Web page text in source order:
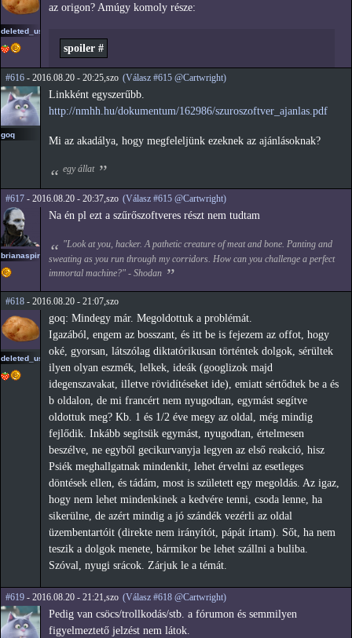
deleted_user_2
az origon? Amúgy komoly része:
spoiler #
#616 - 2016.08.20 - 20:25,szo (Válasz #615 @Cartwright)
goq
Linkként egyszerűbb.
http://nmhh.hu/dokumentum/162986/szuroszoftver_ajanlas.pdf
Mi az akadálya, hogy megfeleljünk ezeknek az ajánlásoknak?
egy állat
#617 - 2016.08.20 - 20:37,szo (Válasz #615 @Cartwright)
brianaspirin
Na én pl ezt a szűrőszoftveres részt nem tudtam
"Look at you, hacker. A pathetic creature of meat and bone. Panting and
sweating as you run through my corridors. How can you challenge a perfect
immortal machine?" - Shodan
#618 - 2016.08.20 - 21:07,szo
deleted_user_2
goq: Mindegy már. Megoldottuk a problémát.
Igazából, engem az bosszant, és itt be is fejezem az offot, hogy
oké, gyorsan, látszólag diktatórikusan történtek dolgok, sérültek
ilyen olyan eszmék, lelkek, ideák (googlizok majd
idegenszavakat, illetve rövidítéseket ide), emiatt sértődtek be a és
b oldalon, de mi francért nem nyugodtan, egymást segítve
oldottuk meg? Kb. 1 és 1/2 éve megy az oldal, még mindig
fejlődik. Inkább segítsük egymást, nyugodtan, értelmesen
beszélve, ne egyből gecikurvanyja legyen az első reakció, hisz
Psiék meghallgatnak mindenkit, lehet érvelni az esetleges
döntések ellen, és tádám, most is született egy megoldás. Az igaz,
hogy nem lehet mindenkinek a kedvére tenni, csoda lenne, ha
sikerülne, de azért mindig a jó szándék vezérli az oldal
üzembentartóit (direkte nem irányítót, pápát írtam). Sőt, ha nem
teszik a dolgok menete, bármikor be lehet szállni a buliba.
Szóval, nyugi srácok. Zárjuk le a témát.
#619 - 2016.08.20 - 21:21,szo (Válasz #618 @Cartwright)
Pedig van csöcs/trollkodás/stb. a fórumon és semmilyen
figyelmeztető jelzést nem látok.